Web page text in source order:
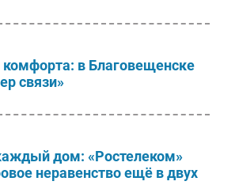
комфорта: в Благовещенске
связи»
дом: «Ростелеком»
неравенство ещё в двух